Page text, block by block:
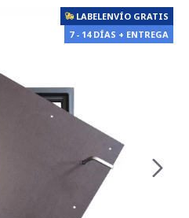
LABELENVÍO GRATIS
7 - 14 DÍAS + ENTREGA